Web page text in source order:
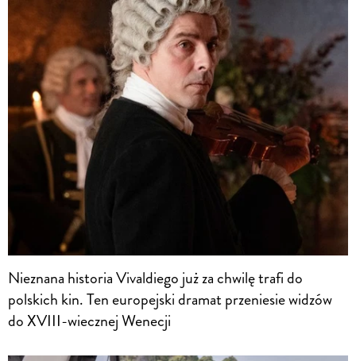
Nieznana historia Vivaldiego już za chwilę trafi do
polskich kin. Ten europejski dramat przeniesie widzów
do XVIII-wiecznej Wenecji